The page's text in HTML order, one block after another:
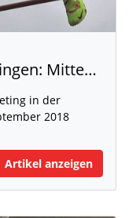
Int. Stabhochmeeting Geislingen: Mittendrin – statt nur dabei
in der
2018
Artikel anzeigen